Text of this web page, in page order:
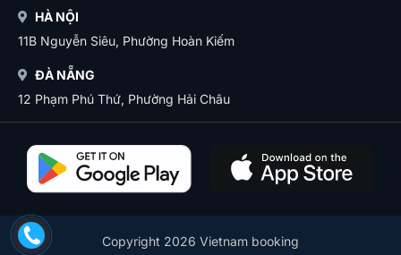
HÀ NỘI
11B Nguyễn Siêu, Phường Hoàn Kiếm
ĐÀ NẴNG
12 Phạm Phú Thứ, Phường Hải Châu
Copyright 2026 Vietnam booking